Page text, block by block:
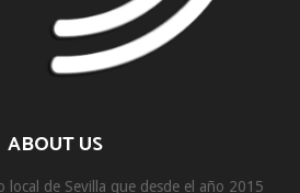
ABOUT US
local de Sevilla que desde el año 2015